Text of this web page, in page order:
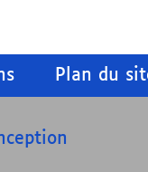
Plan du